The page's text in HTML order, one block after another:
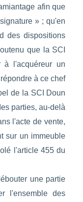
afin que
» ; qu'en
des dispositions
que la SCI
à l'acquéreur un
à ce chef
de la SCI Doun
parties, au-delà
l'acte de vente,
sur un immeuble
l'article 455 du
une partie
l'ensemble des